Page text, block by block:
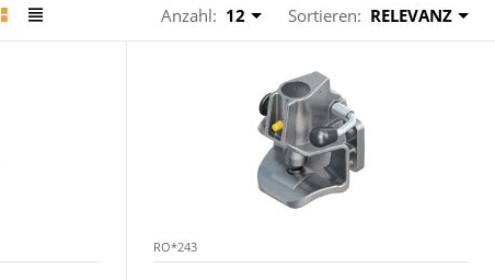
Anzahl: 12 Sortieren: RELEVANZ
RO*243